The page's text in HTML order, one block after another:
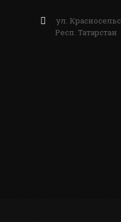
ул.
Респ. Татарстан